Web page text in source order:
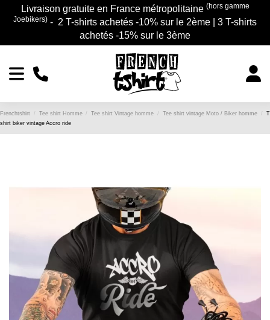
Livraison gratuite en France métropolitaine (hors gamme
Joebikers) - 2 T-shirts achetés -10% sur le 2ème | 3 T-shirts
achetés -15% sur le 3ème
Frenchtshirt Tee shirt Homme Tee shirt Vintage homme Tee shirt vintage Moto / Biker homme
T
shirt biker vintage Accro ride